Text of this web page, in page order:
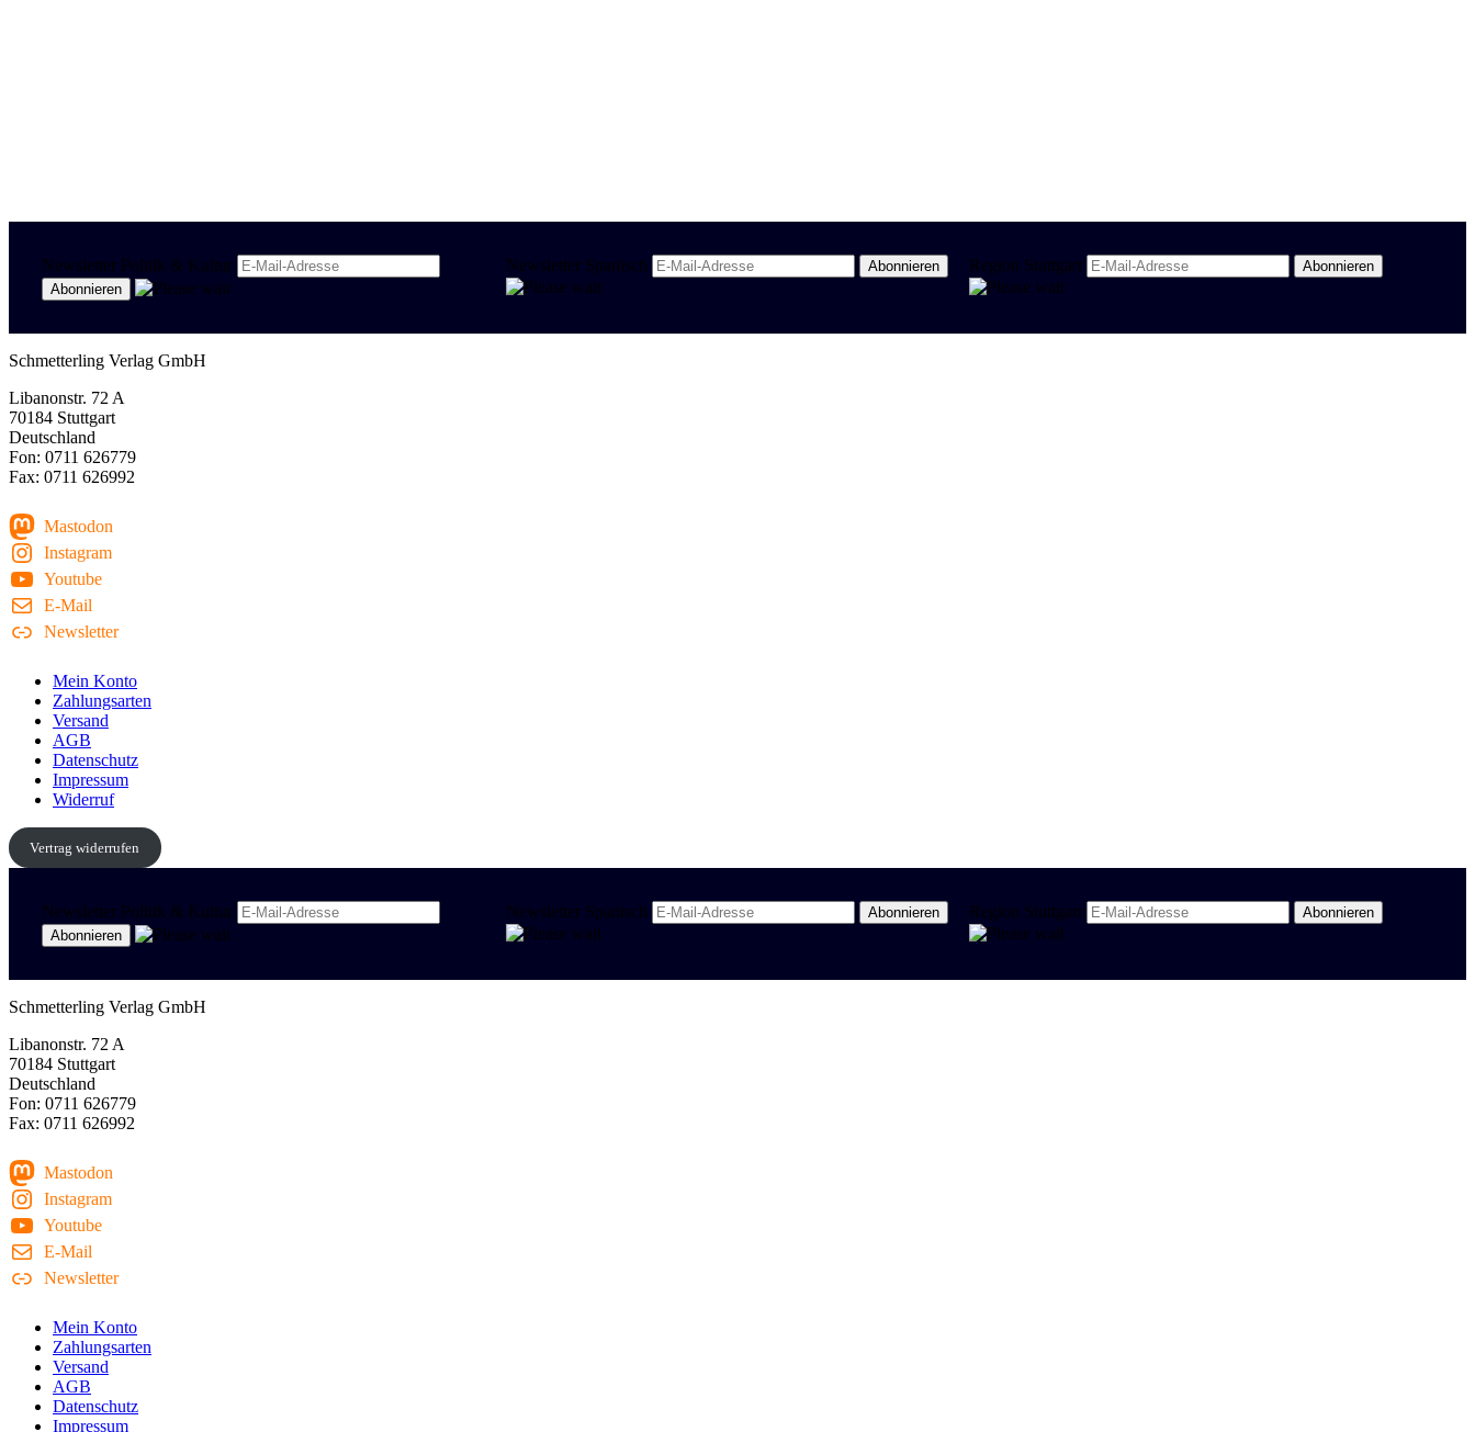
Newsletter Politik & Kultur Newsletter Spanisch Region Stuttgart
Schmetterling Verlag GmbH
Libanonstr. 72 A
70184 Stuttgart
Deutschland
Fon: 0711 626779
Fax: 0711 626992
Mastodon
Instagram
Youtube
E-Mail
Newsletter
Mein Konto
Zahlungsarten
Versand
AGB
Datenschutz
Impressum
Widerruf
Vertrag widerrufen
Newsletter Politik & Kultur Newsletter Spanisch Region Stuttgart
Schmetterling Verlag GmbH
Libanonstr. 72 A
70184 Stuttgart
Deutschland
Fon: 0711 626779
Fax: 0711 626992
Mastodon
Instagram
Youtube
E-Mail
Newsletter
Mein Konto
Zahlungsarten
Versand
AGB
Datenschutz
Impressum